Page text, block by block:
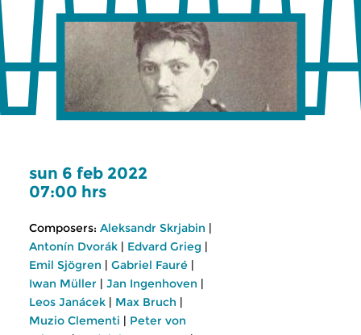
sun 6 feb 2022
07:00 hrs
Composers: Aleksandr Skrjabin |
Antonín Dvorák | Edvard Grieg |
Emil Sjögren | Gabriel Fauré |
Iwan Müller | Jan Ingenhoven |
Leos Janácek | Max Bruch |
Muzio Clementi | Peter von